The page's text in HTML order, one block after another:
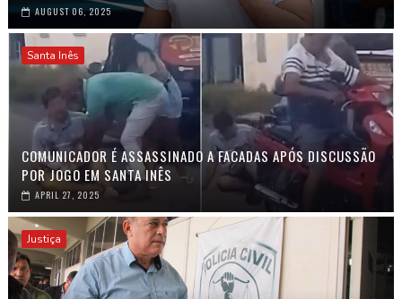
AUGUST 06, 2025
Santa Inês
COMUNICADOR É ASSASSINADO A FACADAS APÓS DISCUSSÃO
POR JOGO EM SANTA INÊS
APRIL 27, 2025
Justiça